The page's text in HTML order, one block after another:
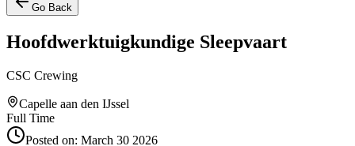
Go Back
Hoofdwerktuigkundige Sleepvaart
CSC Crewing
Capelle aan den IJssel
Full Time
Posted on: March 30 2026